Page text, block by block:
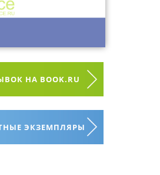
НА BOOK.RU
ЭКЗЕМПЛЯРЫ